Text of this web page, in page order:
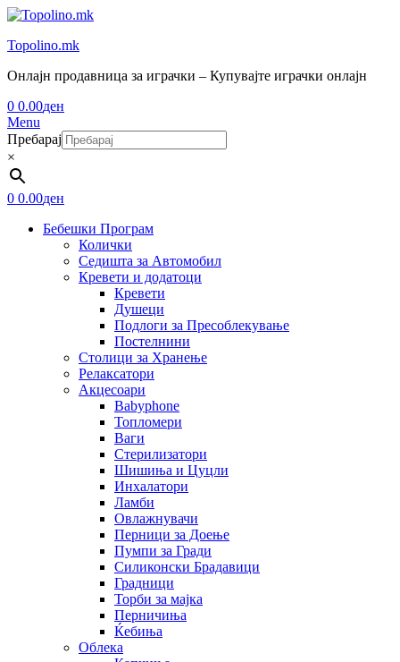
Topolino.mk
Онлајн продавница за играчки – Купувајте играчки онлајн
0 0.00ден
Menu
Пребарај
×
0 0.00ден
Бебешки Програм
Колички
Седишта за Автомобил
Кревети и додатоци
Кревети
Душеци
Подлоги за Пресоблекување
Постелнини
Столици за Хранење
Релаксатори
Акцесоари
Babyphone
Топломери
Ваги
Стерилизатори
Шишиња и Цуцли
Инхалатори
Ламби
Овлажнувачи
Перници за Доење
Пумпи за Гради
Силиконски Брадавици
Градници
Торби за мајка
Перничиња
Ќебиња
Облека